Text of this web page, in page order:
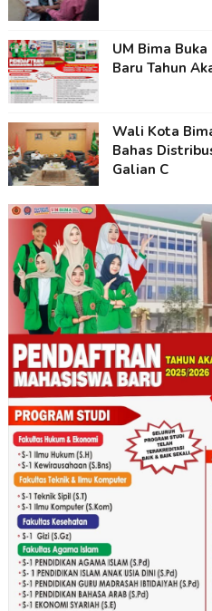
UM Bima
Baru Tahun
Wali Kota
Bahas
Galian C